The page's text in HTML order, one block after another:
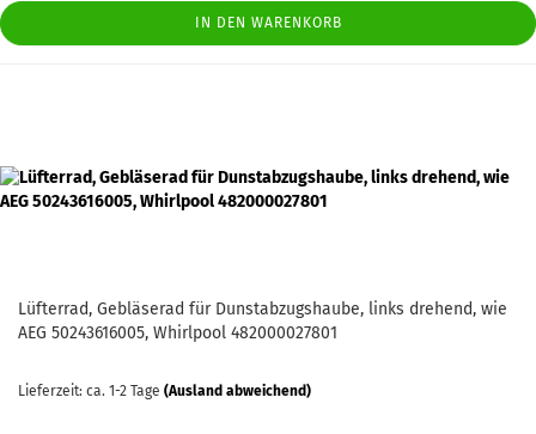
IN DEN WARENKORB
Lüfterrad, Gebläserad für Dunstabzugshaube, links drehend, wie
AEG 50243616005, Whirlpool 482000027801
Lieferzeit: ca. 1-2 Tage (Ausland abweichend)